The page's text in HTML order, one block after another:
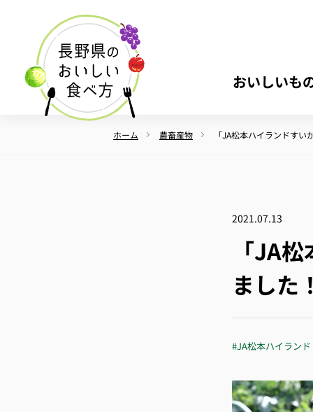
おいしいも
ホーム 農畜産物 「JA松本ハイランドす
2021.07.13
「JA
ました
#JA松本ハイランド